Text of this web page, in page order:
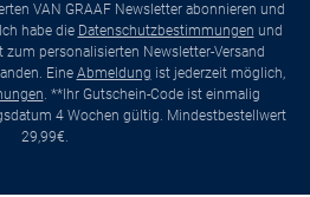
VAN GRAAF Newsletter abonnieren und
habe die Datenschutzbestimmungen und
personalisierten Newsletter-Versand
Eine Abmeldung ist jederzeit möglich,
. **Ihr Gutschein-Code ist einmalig
4 Wochen gültig. Mindestbestellwert
29,99€.